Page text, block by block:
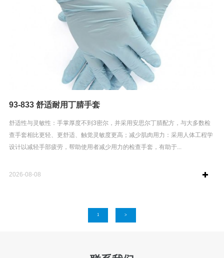
93-833 舒适耐用丁腈手套
舒适性与灵敏性：手掌厚度不到3密尔，并采用安思尔丁腈配方，与大多数检
查手套相比更轻、更舒适、触觉灵敏度更高；减少肌肉用力：采用人体工程学
设计以减轻手部疲劳，帮助使用者减少用力的检查手套，有助于...
2026-08-08
1 >